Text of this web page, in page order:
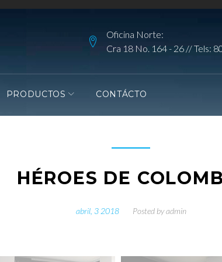
Oficina Norte:
Cra 18 No. 164 - 26 // Tels:
PRODUCTOS CONTÁCTO
HÉROES DE
abril, 3 2018 Posted byadmin